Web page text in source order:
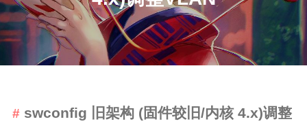
swconfig 旧架构 (固件较旧/内核 4.x)调整
首页
分类
python程序练习